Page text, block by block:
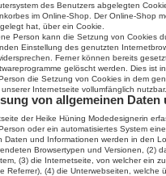
des Benutzers abgelegten
im Online-Shop. Der Online-Shop
hat, über ein Cookie.
Person kann die Setzung von Cookies
Einstellung des genutzten
Ferner können bereits
gelöscht werden. Dies ist
die Setzung von Cookies in dem
Internetseite vollumfänglich nutzbar.
von allgemeinen
der Heike Hüning Modedesignerin
oder ein automatisiertes System
Daten und Informationen werden in den
Browsertypen und Versionen, (2)
(3) die Internetseite, von welcher ein
Referrer), (4) die Unterwebseiten,